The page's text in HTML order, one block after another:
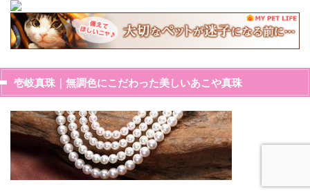
壱岐真珠｜無調色にこだわった美しいあこや真珠